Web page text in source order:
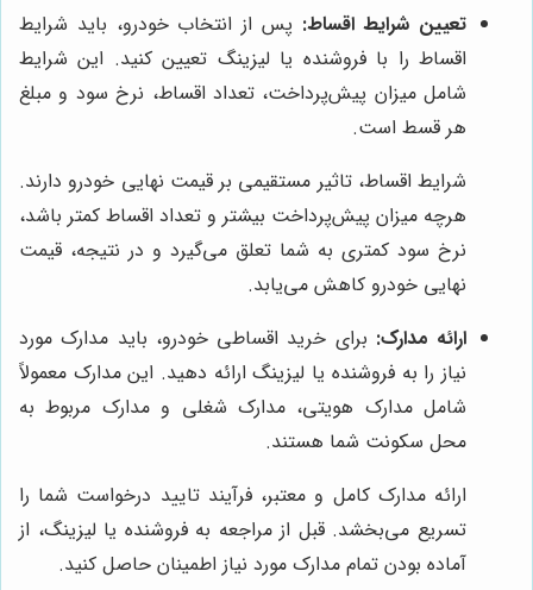
تعیین شرایط اقساط: پس از انتخاب خودرو، باید شرایط
اقساط را با فروشنده یا لیزینگ تعیین کنید. این شرایط
شامل میزان پیش‌پرداخت، تعداد اقساط، نرخ سود و مبلغ
هر قسط است.
شرایط اقساط، تاثیر مستقیمی بر قیمت نهایی خودرو دارند.
هرچه میزان پیش‌پرداخت بیشتر و تعداد اقساط کمتر باشد،
نرخ سود کمتری به شما تعلق می‌گیرد و در نتیجه، قیمت
نهایی خودرو کاهش می‌یابد.
ارائه مدارک: برای خرید اقساطی خودرو، باید مدارک مورد
نیاز را به فروشنده یا لیزینگ ارائه دهید. این مدارک معمولاً
شامل مدارک هویتی، مدارک شغلی و مدارک مربوط به
محل سکونت شما هستند.
ارائه مدارک کامل و معتبر، فرآیند تایید درخواست شما را
تسریع می‌بخشد. قبل از مراجعه به فروشنده یا لیزینگ، از
آماده بودن تمام مدارک مورد نیاز اطمینان حاصل کنید.